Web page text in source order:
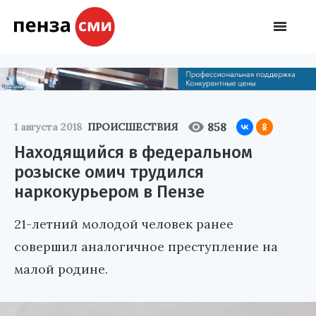
1 августа 2018 ПРОИСШЕСТВИЯ 858
Находящийся в федеральном
розыске омич трудился
наркокурьером в Пензе
21-летний молодой человек ранее
совершил аналогичное преступление на
малой родине.